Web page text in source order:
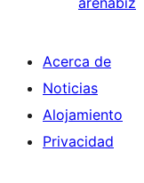
Acerca de
Noticias
Alojamiento
Privacidad